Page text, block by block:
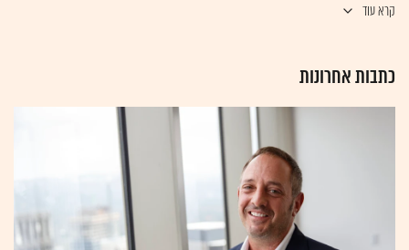
קרא עוד
כתבות אחרונות